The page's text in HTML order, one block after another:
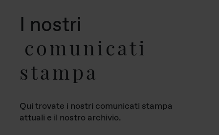
I nostri
comunicati
stampa
Qui trovate i nostri comunicati stampa
attuali e il nostro archivio.